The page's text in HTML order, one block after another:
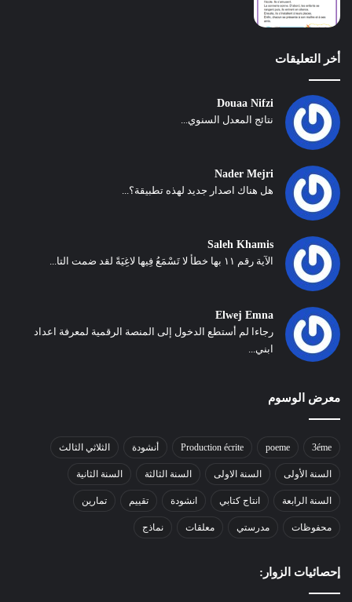
أخر التعليقات
Douaa Nifzi
نتائج المعدل السنوي...
Nader Mejri
هل هناك اصدار جديد لهذه تطبيقة؟...
Saleh Khamis
الآية رقم ١١ بها خطأ لا تَسْمَعُ فِيها لاغِيَةً لقد ضمت التا...
Elwej Emna
رجاءا لم أستطع الدخول إلى المنصة الرقمية لمعرفة اعداد
ابني...
معرض الوسوم
3éme
poeme
Production écrite أنشودة الثلاثي الثالث
السنة الأولى السنة الاولى السنة الثالثة السنة الثانية
السنة الرابعة انتاج كتابي انشودة تقييم تمارين
محفوظات مدرستي معلقات نماذج
إحصائيات الزوار: